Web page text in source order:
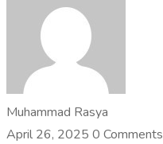
Muhammad Rasya
April 26, 2025 0 Comments